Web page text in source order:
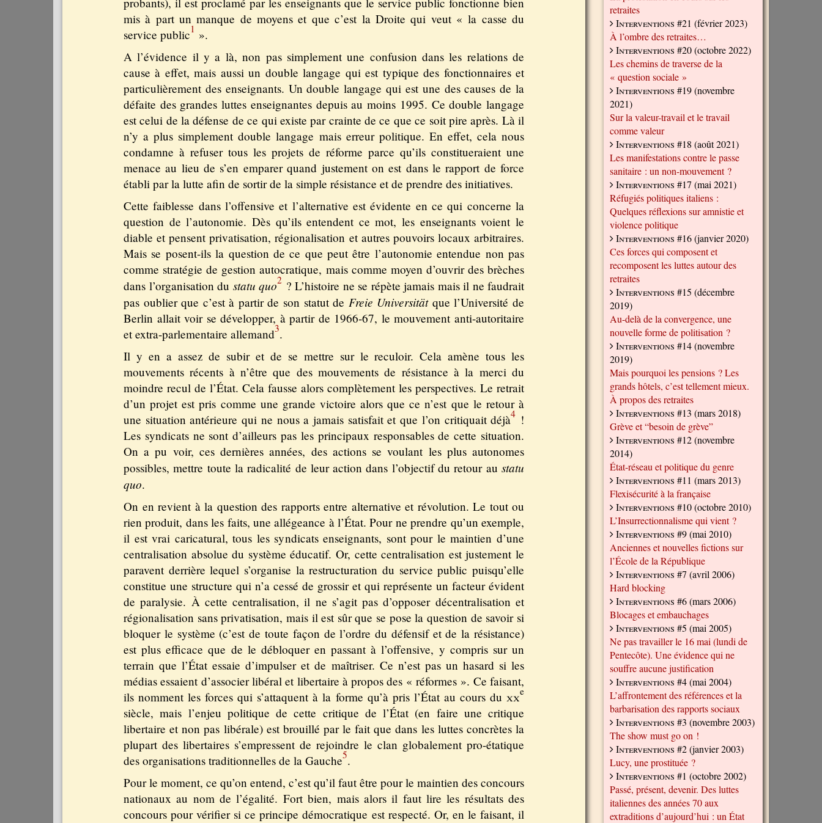
mis à part un manque de moyens et que c’est la Droite qui veut « la casse du
service public1 ».
A l’évidence il y a là, non pas simplement une confusion dans les relations de
cause à effet, mais aussi un double langage qui est typique des fonctionnaires et
particulièrement des enseignants. Un double langage qui est une des causes de la
défaite des grandes luttes enseignantes depuis au moins 1995. Ce double langage
est celui de la défense de ce qui existe par crainte de ce que ce soit pire après. Là il
n’y a plus simplement double langage mais erreur politique. En effet, cela nous
condamne à refuser tous les projets de réforme parce qu’ils constitueraient une
menace au lieu de s’en emparer quand justement on est dans le rapport de force
établi par la lutte afin de sortir de la simple résistance et de prendre des initiatives.
Cette faiblesse dans l’offensive et l’alternative est évidente en ce qui concerne la
question de l’autonomie. Dès qu’ils entendent ce mot, les enseignants voient le
diable et pensent privatisation, régionalisation et autres pouvoirs locaux arbitraires.
Mais se posent-ils la question de ce que peut être l’autonomie entendue non pas
comme stratégie de gestion autocratique, mais comme moyen d’ouvrir des brèches
dans l’organisation du statu quo2 ? L’histoire ne se répète jamais mais il ne faudrait
pas oublier que c’est à partir de son statut de Freie Universitätque l’Université de
Berlin allait voir se développer, à partir de 1966-67, le mouvement anti-autoritaire
et extra-parlementaire allemand3.
Il y en a assez de subir et de se mettre sur le reculoir. Cela amène tous les
mouvements récents à n’être que des mouvements de résistance à la merci du
moindre recul de l’État. Cela fausse alors complètement les perspectives. Le retrait
d’un projet est pris comme une grande victoire alors que ce n’est que le retour à
une situation antérieure qui ne nous a jamais satisfait et que l’on critiquait déjà4 !
Les syndicats ne sont d’ailleurs pas les principaux responsables de cette situation.
On a pu voir, ces dernières années, des actions se voulant les plus autonomes
possibles, mettre toute la radicalité de leur action dans l’objectif du retour au statu
quo.
On en revient à la question des rapports entre alternative et révolution. Le tout ou
rien produit, dans les faits, une allégeance à l’État. Pour ne prendre qu’un exemple,
il est vrai caricatural, tous les syndicats enseignants, sont pour le maintien d’une
centralisation absolue du système éducatif. Or, cette centralisation est justement le
paravent derrière lequel s’organise la restructuration du service public puisqu’elle
constitue une structure qui n’a cessé de grossir et qui représente un facteur évident
de paralysie. À cette centralisation, il ne s’agit pas d’opposer décentralisation et
régionalisation sans privatisation, mais il est sûr que se pose la question de savoir si
bloquer le système (c’est de toute façon de l’ordre du défensif et de la résistance)
est plus efficace que de le débloquer en passant à l’offensive, y compris sur un
terrain que l’État essaie d’impulser et de maîtriser. Ce n’est pas un hasard si les
médias essaient d’associer libéral et libertaire à propos des « réformes ». Ce faisant,
ils nomment les forces qui s’attaquent à la forme qu’à pris l’État au cours du xxe
siècle, mais l’enjeu politique de cette critique de l’État (en faire une critique
libertaire et non pas libérale) est brouillé par le fait que dans les luttes concrètes la
plupart des libertaires s’empressent de rejoindre le clan globalement pro-étatique
des organisations traditionnelles de la Gauche5.
Pour le moment, ce qu’on entend, c’est qu’il faut être pour le maintien des concours
nationaux au nom de l’égalité. Fort bien, mais alors il faut lire les résultats des
concours pour vérifier si ce principe démocratique est respecté. Or, en le faisant, il
retraites
Interventions #21 (février 2023)
À l’ombre des retraites…
Interventions #20(octobre 2022)
Les chemins de traverse de la
« question sociale »
Interventions #19(novembre
2021)
Sur la valeur-travail et le travail
comme valeur
Interventions #18 (août 2021)
Les manifestations contre le passe
sanitaire : un non-mouvement ?
Interventions #17 (mai 2021)
Réfugiés politiques italiens :
Quelques réflexions sur amnistie et
violence politique
Interventions #16(janvier 2020)
Ces forces qui composent et
recomposent les luttes autour des
retraites
Interventions #15 (décembre
2019)
Au-delà de la convergence, une
nouvelle forme de politisation ?
Interventions #14(novembre
2019)
Mais pourquoi les pensions ? Les
grands hôtels, c’est tellement mieux.
À propos des retraites
Interventions #13 (mars 2018)
Grève et “besoin de grève”
Interventions #12(novembre
2014)
État-réseau et politique du genre
Interventions #11 (mars 2013)
Flexisécurité à la française
Interventions #10(octobre 2010)
L’Insurrectionnalisme qui vient ?
Interventions #9(mai 2010)
Anciennes et nouvelles fictions sur
l’École de la République
Interventions #7 (avril 2006)
Hard blocking
Interventions #6(mars 2006)
Blocages et embauchages
Interventions #5 (mai 2005)
Ne pas travailler le 16 mai (lundi de
Pentecôte). Une évidence qui ne
souffre aucune justification
Interventions #4(mai 2004)
L’affrontement des références et la
barbarisation des rapports sociaux
Interventions #3 (novembre 2003)
The show must go on !
Interventions #2(janvier 2003)
Lucy, une prostituée ?
Interventions #1 (octobre 2002)
Passé, présent, devenir. Des luttes
italiennes des années 70 aux
extraditions d’aujourd’hui : un État